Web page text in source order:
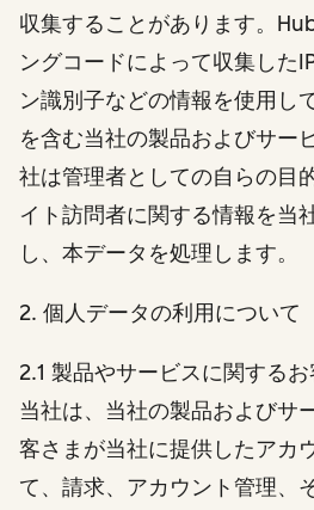
収集することがあります。
ングコードによって収集した
ン識別子などの情報を使用し
を含む当社の製品およびサー
社は管理者としての自らの目
イト訪問者に関する情報を当
し、本データを処理します。
2. 個人データの利用について
2.1 製品やサービスに関するお
当社は、当社の製品およびサ
客さまが当社に提供したアカ
て、請求、アカウント管理、